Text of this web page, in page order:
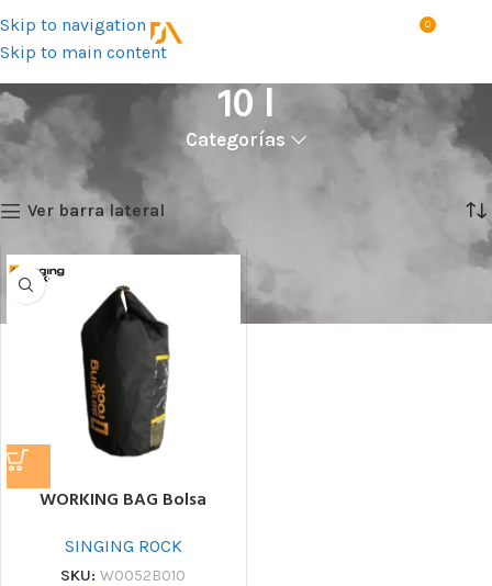
Skip to navigation
Skip to main content
MENÚ 0
10 l
Categorías
Talla del producto Mostrando el único resultado
Ver barra lateral
WORKING BAG Bolsa
SINGING ROCK
SKU:W0052B010